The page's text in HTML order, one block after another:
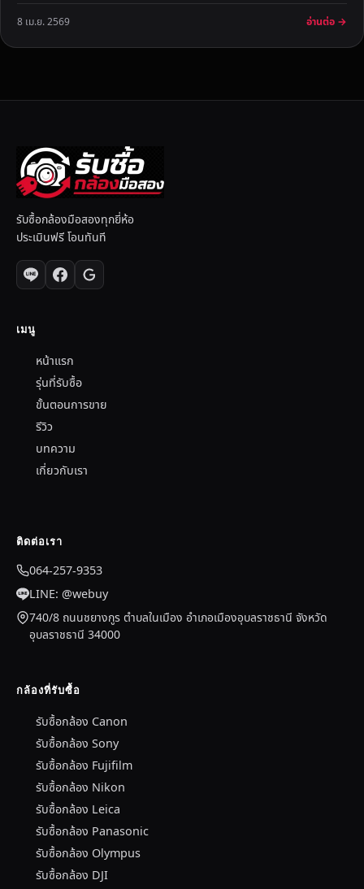
8 เม.ย. 2569 อ่านต่อ →
รับซื้อกล้องมือสองทุกยี่ห้อ
ประเมินฟรี โอนทันที
เมนู
หน้าแรก
รุ่นที่รับซื้อ
ขั้นตอนการขาย
รีวิว
บทความ
เกี่ยวกับเรา
ติดต่อเรา
064-257-9353
LINE: @webuy
740/8 ถนนชยางกูร ตำบลในเมือง อำเภอเมืองอุบลราชธานี จังหวัด
อุบลราชธานี 34000
กล้องที่รับซื้อ
รับซื้อกล้อง Canon
รับซื้อกล้อง Sony
รับซื้อกล้อง Fujifilm
รับซื้อกล้อง Nikon
รับซื้อกล้อง Leica
รับซื้อกล้อง Panasonic
รับซื้อกล้อง Olympus
รับซื้อกล้อง DJI